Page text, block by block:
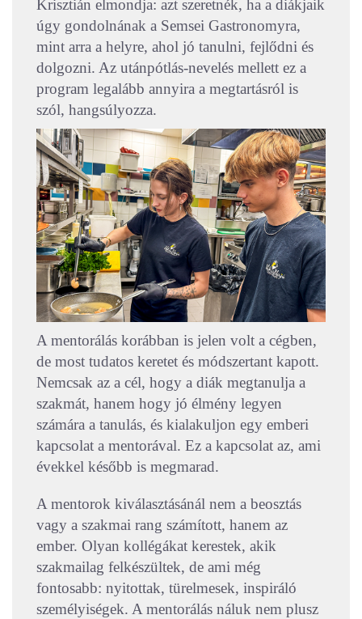
Krisztián elmondja: azt szeretnék, ha a diákjaik
úgy gondolnának a Semsei Gastronomyra,
mint arra a helyre, ahol jó tanulni, fejlődni és
dolgozni. Az utánpótlás-nevelés mellett ez a
program legalább annyira a megtartásról is
szól, hangsúlyozza.
A mentorálás korábban is jelen volt a cégben,
de most tudatos keretet és módszertant kapott.
Nemcsak az a cél, hogy a diák megtanulja a
szakmát, hanem hogy jó élmény legyen
számára a tanulás, és kialakuljon egy emberi
kapcsolat a mentorával. Ez a kapcsolat az, ami
évekkel később is megmarad.
A mentorok kiválasztásánál nem a beosztás
vagy a szakmai rang számított, hanem az
ember. Olyan kollégákat kerestek, akik
szakmailag felkészültek, de ami még
fontosabb: nyitottak, türelmesek, inspiráló
személyiségek. A mentorálás náluk nem plusz